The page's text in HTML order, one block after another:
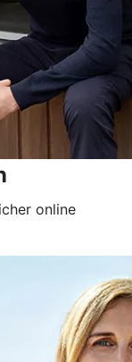
online